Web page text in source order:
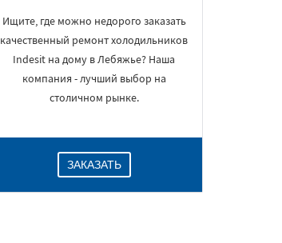
Ищите, где можно недорого заказать
качественный ремонт холодильников
Indesit на дому в Лебяжье? Наша
компания - лучший выбор на
столичном рынке.
ЗАКАЗАТЬ